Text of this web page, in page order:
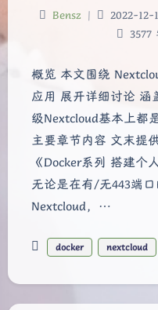
Bensz | 2022-12-
3577
概览 本文围绕
应用 展开详细讨论 涵
级Nextcloud基本上都
主要章节内容 文末提
《Docker系列 搭建个
无论是在有/无443端
Nextcloud，…
docker nextcloud